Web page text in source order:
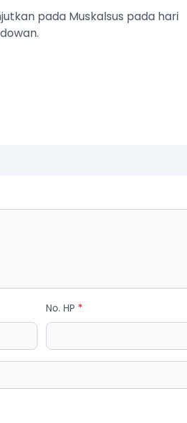
pada Muskalsus pada hari
No. HP *